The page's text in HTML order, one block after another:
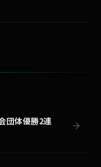
団体優勝2連